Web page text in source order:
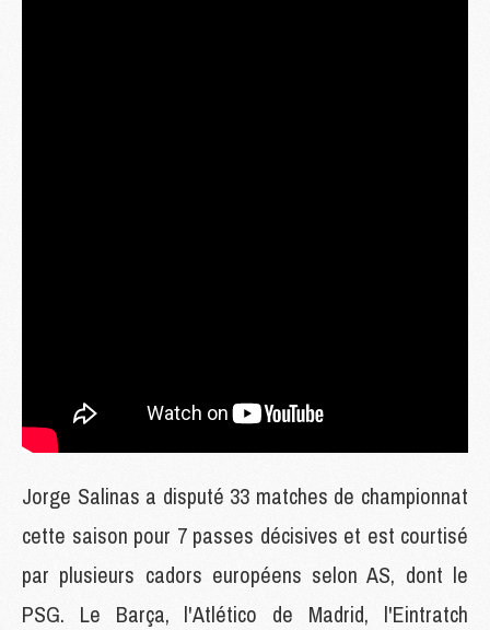
Jorge Salinas a disputé 33 matches de championnat
cette saison pour 7 passes décisives et est courtisé
par plusieurs cadors européens selon AS, dont le
PSG. Le Barça, l'Atlético de Madrid, l'Eintratch